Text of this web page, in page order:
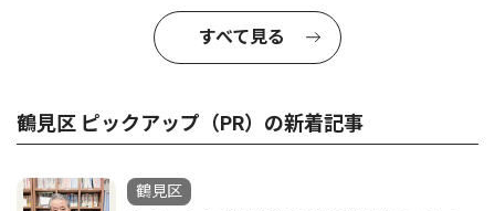
すべて見る
鶴見区 ピックアップ（PR）の新着記事
鶴見区